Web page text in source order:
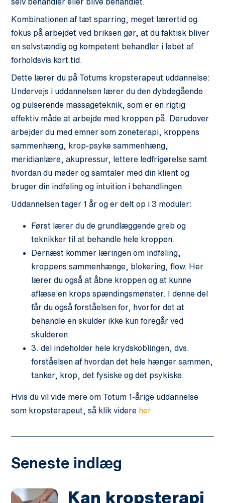
Kombinationen af tæt sparring, meget lærertid og
fokus på arbejdet ved briksen gør, at du faktisk bliver
en selvstændig og kompetent behandler i løbet af
forholdsvis kort tid.
Dette lærer du på Totums kropsterapeut uddannelse:
Undervejs i uddannelsen lærer du den dybdegående
og pulserende massageteknik, som er en rigtig
effektiv måde at arbejde med kroppen på. Derudover
arbejder du med emner som zoneterapi, kroppens
sammenhæng, krop-psyke sammenhæng,
meridianlære, akupressur, lettere ledfrigørelse samt
hvordan du møder og samtaler med din klient og
bruger din indføling og intuition i behandlingen.
Uddannelsen tager 1 år og er delt op i 3 moduler:
Først lærer du de grundlæggende greb og
teknikker til at behandle hele kroppen.
Dernæst kommer læringen om indføling,
kroppens sammenhænge, blokering, flow. Her
lærer du også at åbne kroppen og at kunne
aflæse en krops spændingsmønster. I denne del
får du også forståelsen for, hvorfor det at
behandle en skulder ikke kun foregår ved
skulderen.
3. del indeholder hele krydskoblingen, dvs.
forståelsen af hvordan det hele hænger sammen,
tanker, krop, det fysiske og det psykiske.
Hvis du vil vide mere om Totum 1-årige uddannelse
som kropsterapeut, så klik videre her
Seneste indlæg
Kan kropsterapi